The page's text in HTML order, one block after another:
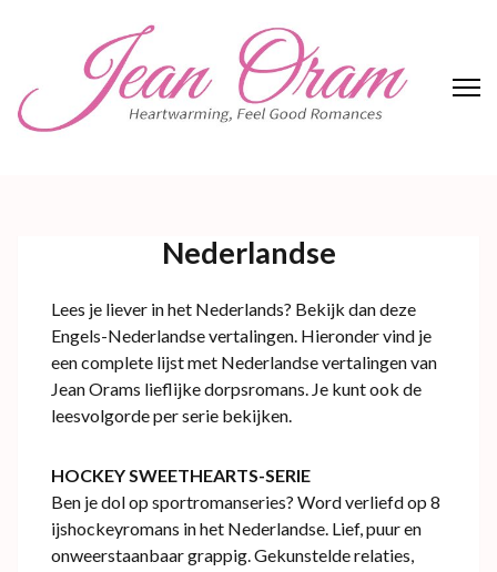
(Press
Enter)
Nederlandse
Lees je liever in het Nederlands? Bekijk dan deze
Engels-Nederlandse vertalingen. Hieronder vind je
een complete lijst met Nederlandse vertalingen van
Jean Orams lieflijke dorpsromans. Je kunt ook de
leesvolgorde per serie bekijken.
HOCKEY SWEETHEARTS-SERIE
Ben je dol op sportromanseries? Word verliefd op 8
ijshockeyromans in het Nederlandse. Lief, puur en
onweerstaanbaar grappig. Gekunstelde relaties,